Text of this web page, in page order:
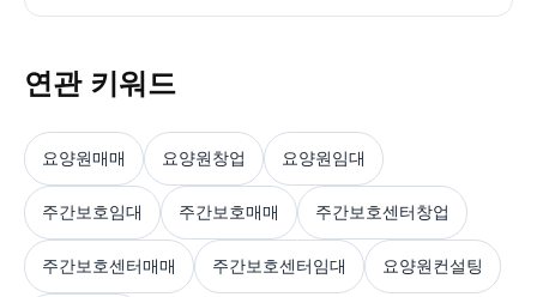
연관 키워드
요양원매매 요양원창업 요양원임대
주간보호임대 주간보호매매 주간보호센터창업
주간보호센터매매 주간보호센터임대 요양원컨설팅